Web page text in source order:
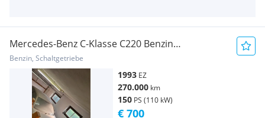
Mercedes-Benz C-Klasse C220 Benzin
Bastlefahrzeug Ersatzteilspender
Benzin, Schaltgetriebe
1993 EZ
270.000 km
150 PS (110 kW)
€ 700